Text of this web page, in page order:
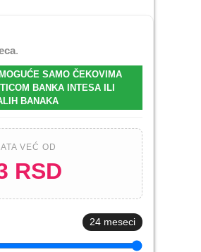
.
SAMO ČEKOVIMA
BANKA INTESA ILI
BANAKA
VEĆ OD
RSD
24meseci